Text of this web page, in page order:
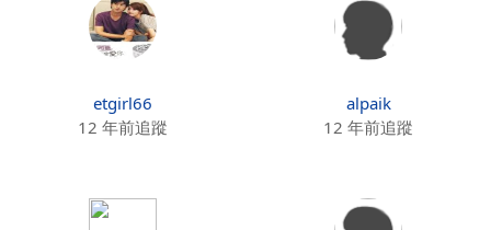
etgirl66
12 年前追蹤
alpaik
12 年前追蹤